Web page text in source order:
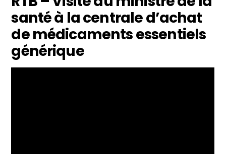
santé à la centrale d’achat
de médicaments essentiels
générique